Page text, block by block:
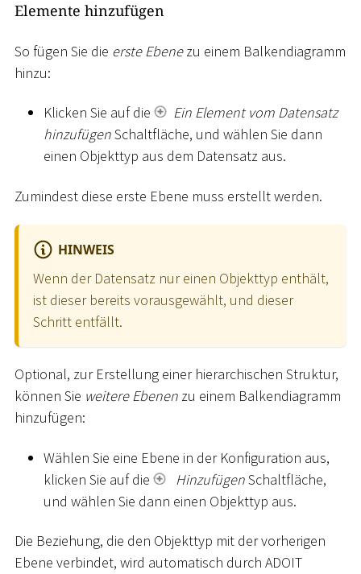
Elemente hinzufügen
So fügen Sie die erste Ebenezu einem Balkendiagramm
hinzu:
Klicken Sie auf die
Ein Element vom Datensatz
hinzufügenSchaltfläche, und wählen Sie dann
einen Objekttyp aus dem Datensatz aus.
Zumindest diese erste Ebene muss erstellt werden.
HINWEIS
Wenn der Datensatz nur einen Objekttyp enthält,
ist dieser bereits vorausgewählt, und dieser
Schritt entfällt.
Optional, zur Erstellung einer hierarchischen Struktur,
können Sie weitere Ebenen zu einem Balkendiagramm
hinzufügen:
Wählen Sie eine Ebene in der Konfiguration aus,
klicken Sie auf die
HinzufügenSchaltfläche,
und wählen Sie dann einen Objekttyp aus.
Die Beziehung, die den Objekttyp mit der vorherigen
Ebene verbindet, wird automatisch durch ADOIT